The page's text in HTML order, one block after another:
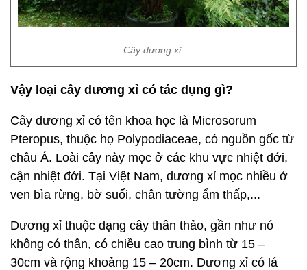
Cây dương xỉ
Vậy loại cây dương xỉ có tác dụng gì?
Cây dương xỉ có tên khoa học là Microsorum
Pteropus, thuộc họ Polypodiaceae, có nguồn gốc từ
châu Á. Loài cây này mọc ở các khu vực nhiệt đới,
cận nhiệt đới. Tại Việt Nam, dương xỉ mọc nhiều ở
ven bìa rừng, bờ suối, chân tường ẩm thấp,...
Dương xỉ thuộc dạng cây thân thảo, gần như nó
không có thân, có chiều cao trung bình từ 15 –
30cm và rộng khoảng 15 – 20cm. Dương xỉ có lá